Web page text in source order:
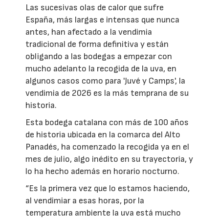
Las sucesivas olas de calor que sufre
España, más largas e intensas que nunca
antes, han afectado a la vendimia
tradicional de forma definitiva y están
obligando a las bodegas a empezar con
mucho adelanto la recogida de la uva, en
algunos casos como para 'Juvé y Camps', la
vendimia de 2026 es la más temprana de su
historia.
Esta bodega catalana con más de 100 años
de historia ubicada en la comarca del Alto
Panadés, ha comenzado la recogida ya en el
mes de julio, algo inédito en su trayectoria, y
lo ha hecho además en horario nocturno.
“Es la primera vez que lo estamos haciendo,
al vendimiar a esas horas, por la
temperatura ambiente la uva está mucho